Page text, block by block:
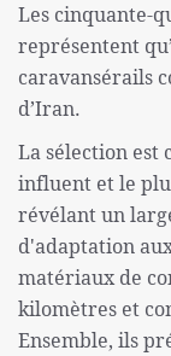
Les cinquante-
représentent
caravansérails
d’Iran.
La sélection est
influent et le
révélant un
d'adaptation
matériaux de
kilomètres et
Ensemble, ils